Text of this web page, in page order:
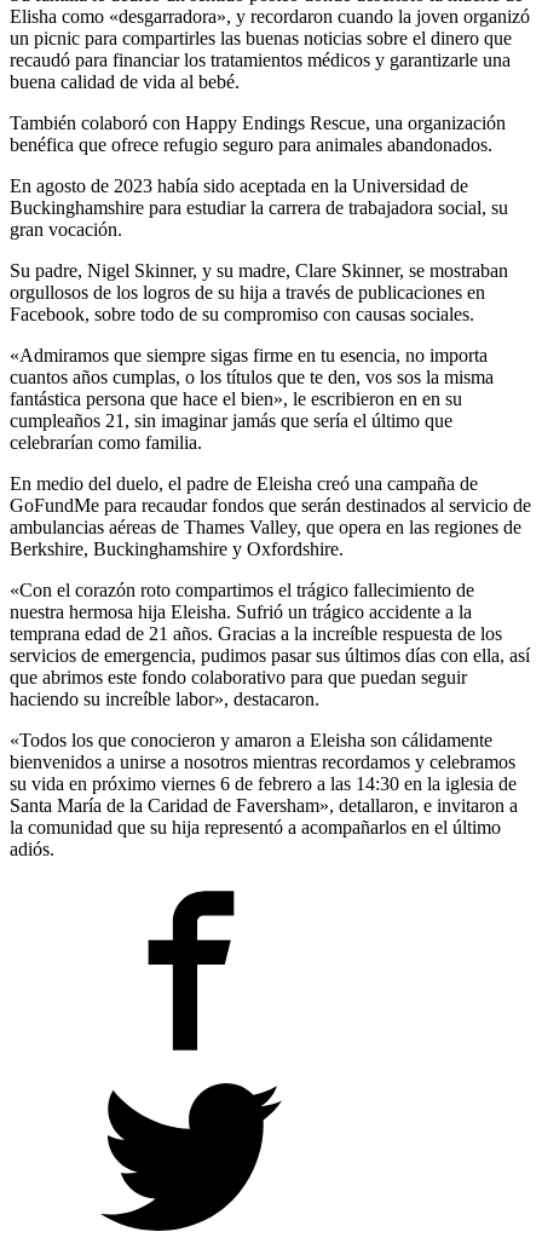
Elisha como «desgarradora», y recordaron cuando la joven organizó
un picnic para compartirles las buenas noticias sobre el dinero que
recaudó para financiar los tratamientos médicos y garantizarle una
buena calidad de vida al bebé.
También colaboró con Happy Endings Rescue, una organización
benéfica que ofrece refugio seguro para animales abandonados.
En agosto de 2023 había sido aceptada en la Universidad de
Buckinghamshire para estudiar la carrera de trabajadora social, su
gran vocación.
Su padre, Nigel Skinner, y su madre, Clare Skinner, se mostraban
orgullosos de los logros de su hija a través de publicaciones en
Facebook, sobre todo de su compromiso con causas sociales.
«Admiramos que siempre sigas firme en tu esencia, no importa
cuantos años cumplas, o los títulos que te den, vos sos la misma
fantástica persona que hace el bien», le escribieron en en su
cumpleaños 21, sin imaginar jamás que sería el último que
celebrarían como familia.
En medio del duelo, el padre de Eleisha creó una campaña de
GoFundMe para recaudar fondos que serán destinados al servicio de
ambulancias aéreas de Thames Valley, que opera en las regiones de
Berkshire, Buckinghamshire y Oxfordshire.
«Con el corazón roto compartimos el trágico fallecimiento de
nuestra hermosa hija Eleisha. Sufrió un trágico accidente a la
temprana edad de 21 años. Gracias a la increíble respuesta de los
servicios de emergencia, pudimos pasar sus últimos días con ella, así
que abrimos este fondo colaborativo para que puedan seguir
haciendo su increíble labor», destacaron.
«Todos los que conocieron y amaron a Eleisha son cálidamente
bienvenidos a unirse a nosotros mientras recordamos y celebramos
su vida en próximo viernes 6 de febrero a las 14:30 en la iglesia de
Santa María de la Caridad de Faversham», detallaron, e invitaron a
la comunidad que su hija representó a acompañarlos en el último
adiós.